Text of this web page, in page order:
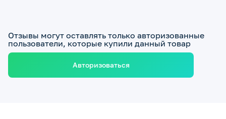
Отзывы могут оставлять только авторизованные
пользователи, которые купили данный товар
Авторизоваться